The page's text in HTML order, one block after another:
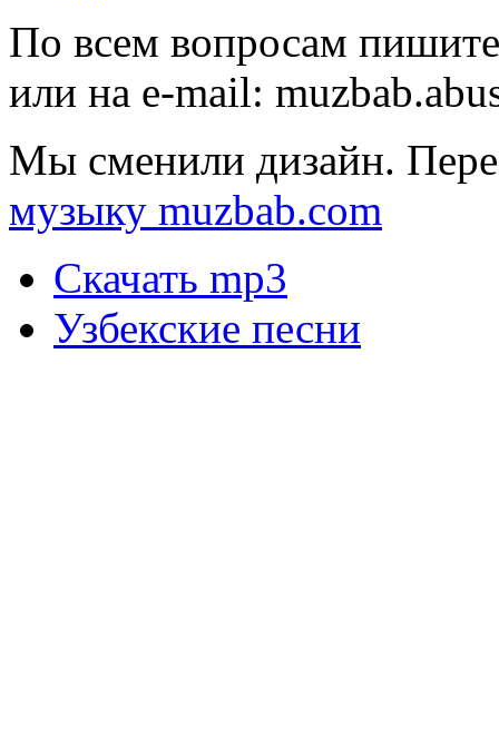
По всем вопросам
или на e-mail:
Мы сменили дизайн.
музыку muzbab.com
Скачать mp3
Узбекские песни